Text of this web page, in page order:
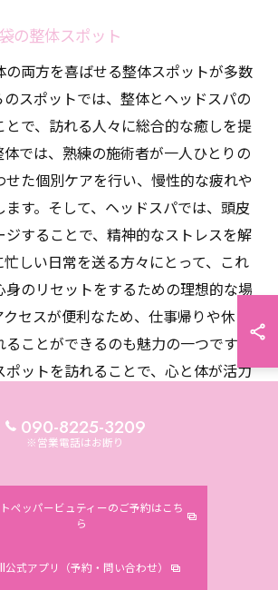
の整体スポット
の両方を喜ばせる整体スポットが多数
スポットでは、整体とヘッドスパの
とで、訪れる人々に総合的な癒しを提
では、熟練の施術者が一人ひとりの
せた個別ケアを行い、慢性的な疲れや
す。そして、ヘッドスパでは、頭皮
ジすることで、精神的なストレスを解
忙しい日常を送る方々にとって、これ
身のリセットをするための理想的な場
セスが便利なため、仕事帰りや休日
ことができるのも魅力の一つです。
ポットを訪れることで、心と体が活力
ッドスパの組み合わせは、心身のリセ
的な負荷を軽減することで、まるで新
090-8225-3209
※営業電話はお断り
ペッパービュティーのご予約はこち
ら
公式アプリ（予約・問い合わせ）